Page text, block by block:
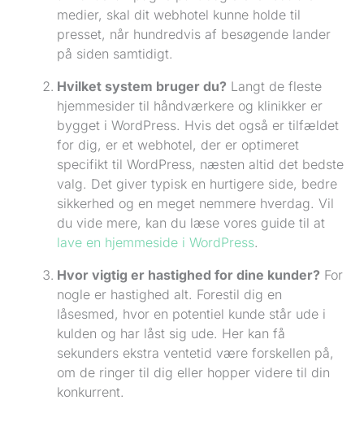
medier, skal dit webhotel kunne holde til
presset, når hundredvis af besøgende lander
på siden samtidigt.
Hvilket system bruger du? Langt de fleste
hjemmesider til håndværkere og klinikker er
bygget i WordPress. Hvis det også er tilfældet
for dig, er et webhotel, der er optimeret
specifikt til WordPress, næsten altid det bedste
valg. Det giver typisk en hurtigere side, bedre
sikkerhed og en meget nemmere hverdag. Vil
du vide mere, kan du læse vores guide til at
lave en hjemmeside i WordPress.
Hvor vigtig er hastighed for dine kunder? For
nogle er hastighed alt. Forestil dig en
låsesmed, hvor en potentiel kunde står ude i
kulden og har låst sig ude. Her kan få
sekunders ekstra ventetid være forskellen på,
om de ringer til dig eller hopper videre til din
konkurrent.